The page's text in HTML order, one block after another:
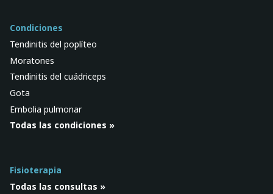
Condiciones
Tendinitis del poplíteo
Moratones
Tendinitis del cuádriceps
Gota
Embolia pulmonar
Todas las condiciones »
Fisioterapia
Todas las consultas »